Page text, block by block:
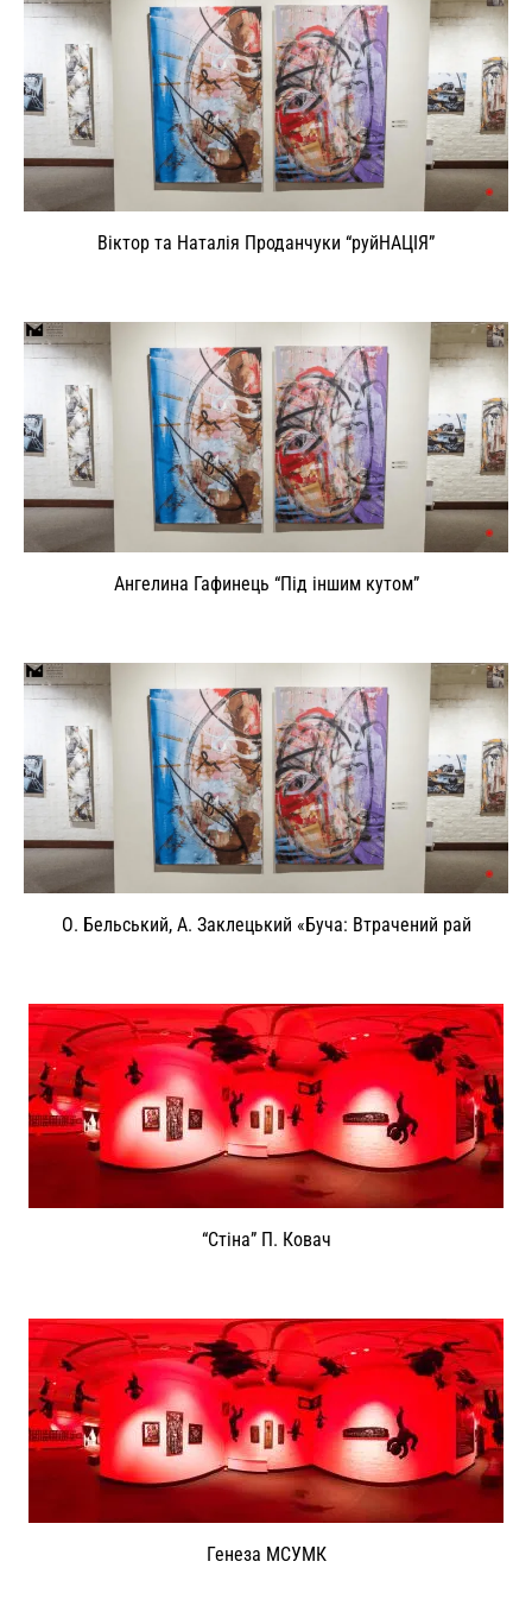
Віктор та Наталія Проданчуки “руйНАЦІЯ”
Ангелина Гафинець “Під іншим кутом”
О. Бельський, А. Заклецький «Буча: Втрачений рай
“Стіна” П. Ковач
Генеза МСУМК